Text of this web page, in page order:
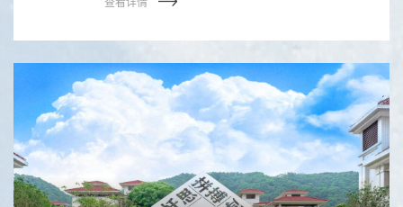
查看详情